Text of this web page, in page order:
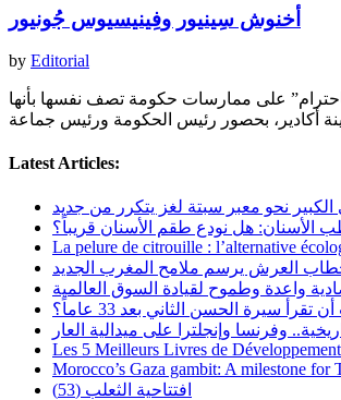
أخنوش سِينيور وفِينيسيوس جُونيور
by Editorial
“باحترام” على ممارسات حكومة تصف نفسها بأنها
Latest Articles:
نحو معبر سبتة لغز يتكرر من جديد
الأسنان: هل نودع طقم الأسنان قريباً؟
La pelure de citrouille : l’alternative
خطاب العرش يرسم ملامح المغرب الجديد
واعدة وطموح لقيادة السوق العالمية
سيرة الحسن الثاني بعد 33 عاماً؟
Les 5 Meilleurs Livres de
Morocco’s Gaza gambit: A milestone for
افتتاحية الثعلب (53)